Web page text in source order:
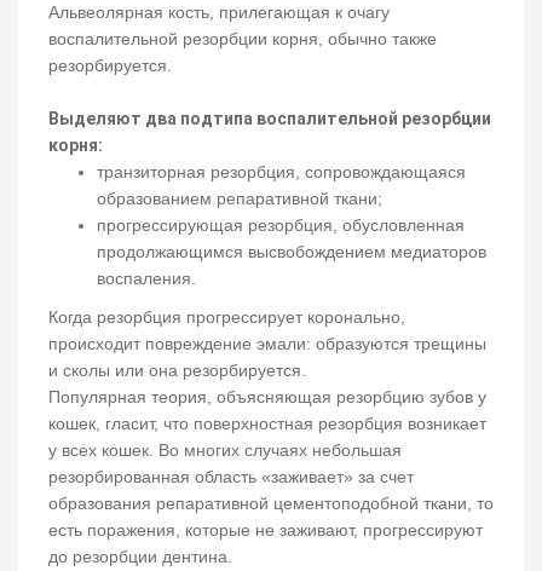
Альвеолярная кость, прилегающая к очагу
воспалительной резорбции корня, обычно также
резорбируется.
Выделяют два подтипа воспалительной резорбции
корня:
транзиторная резорбция, сопровождающаяся
образованием репаративной ткани;
прогрессирующая резорбция, обусловленная ​​
продолжающимся высвобождением медиаторов
воспаления.
Когда резорбция прогрессирует коронально,
происходит повреждение эмали: образуются трещины
и сколы или она резорбируется.
Популярная теория, объясняющая резорбцию зубов у
кошек, гласит, что поверхностная резорбция возникает
у всех кошек. Во многих случаях небольшая
резорбированная область «заживает» за счет
образования репаративной цементоподобной ткани, то
есть поражения, которые не заживают, прогрессируют
до резорбции дентина.